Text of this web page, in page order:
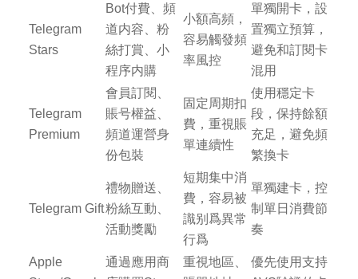
Telegram
Stars
Bot付費、頻
道内容、粉
絲打賞、小
程序内購
小額高頻，
容易觸發頻
率風控
單獨開卡，設
置獨立預算，
避免和訂閱卡
混用
Telegram
Premium
會員訂閱、
賬号權益、
頻道運營身
份包裝
固定周期扣
費，重視賬
單連續性
使用穩定卡
段，保持餘額
充足，避免頻
繁換卡
Telegram Gift
禮物贈送、
粉絲互動、
活動獎勵
短期集中消
費，容易被
識别爲異常
行爲
單獨建卡，控
制單日消費節
奏
Apple
通過應用商
重視地區、
優先使用支持